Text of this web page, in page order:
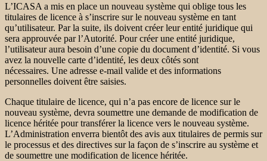
L’ICASA a mis en place un nouveau système qui oblige tous les
titulaires de licence à s’inscrire sur le nouveau système en tant
qu’utilisateur. Par la suite, ils doivent créer leur entité juridique qui
sera approuvée par l’Autorité. Pour créer une entité juridique,
l’utilisateur aura besoin d’une copie du document d’identité. Si vous
avez la nouvelle carte d’identité, les deux côtés sont
nécessaires. Une adresse e-mail valide et des informations
personnelles doivent être saisies.
Chaque titulaire de licence, qui n’a pas encore de licence sur le
nouveau système, devra soumettre une demande de modification de
licence héritée pour transférer la licence vers le nouveau système.
L’Administration enverra bientôt des avis aux titulaires de permis sur
le processus et des directives sur la façon de s’inscrire au système et
de soumettre une modification de licence héritée.